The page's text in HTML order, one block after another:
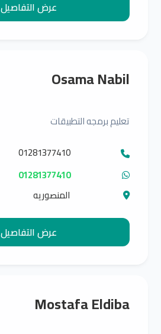
عرض التفاصيل
Osama Nabil
تعليم برمجه التطبيقات
01281377410
01281377410
المنصوريه
عرض التفاصيل
Mostafa Eldiba